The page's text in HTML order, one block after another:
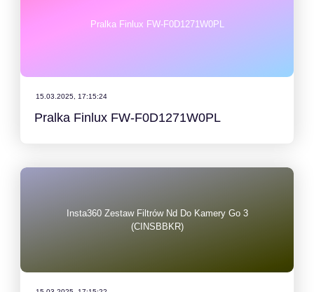
Pralka Finlux FW-F0D1271W0PL
15.03.2025, 17:15:24
Pralka Finlux FW-F0D1271W0PL
Insta360 Zestaw Filtrów Nd Do Kamery Go 3
(CINSBBKR)